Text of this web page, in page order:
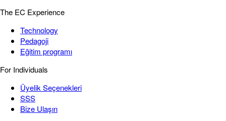
The EC Experience
Technology
Pedagoji
Eğitim programı
For Individuals
Üyelik Seçenekleri
SSS
Bize Ulaşın